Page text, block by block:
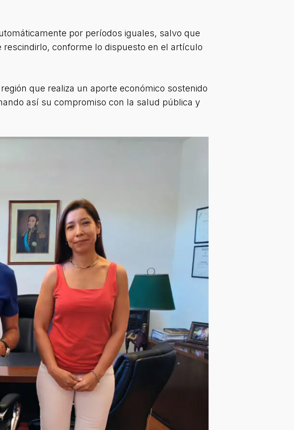
por períodos iguales, salvo que
conforme lo dispuesto en el artículo
que realiza un aporte económico sostenido
así su compromiso con la salud pública y